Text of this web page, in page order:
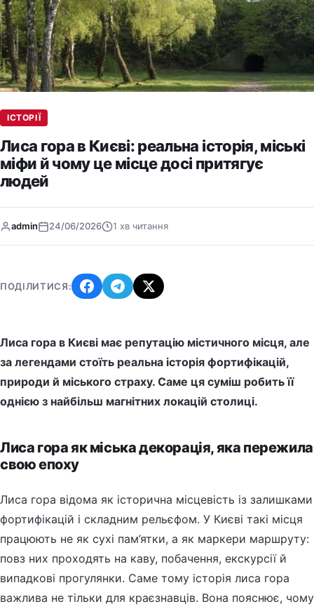
ІСТОРІЇ
Лиса гора в Києві: реальна історія, міські
міфи й чому це місце досі притягує
людей
admin 24/06/2026 1 хв читання
ПОДІЛИТИСЯ:
Лиса гора в Києві має репутацію містичного місця, але
за легендами стоїть реальна історія фортифікацій,
природи й міського страху. Саме ця суміш робить її
однією з найбільш магнітних локацій столиці.
Лиса гора як міська декорація, яка пережила
свою епоху
Лиса гора відома як історична місцевість із залишками
фортифікацій і складним рельєфом. У Києві такі місця
працюють не як сухі пам’ятки, а як маркери маршруту:
повз них проходять на каву, побачення, екскурсії й
випадкові прогулянки. Саме тому історія лиса гора
важлива не тільки для краєзнавців. Вона пояснює, чому